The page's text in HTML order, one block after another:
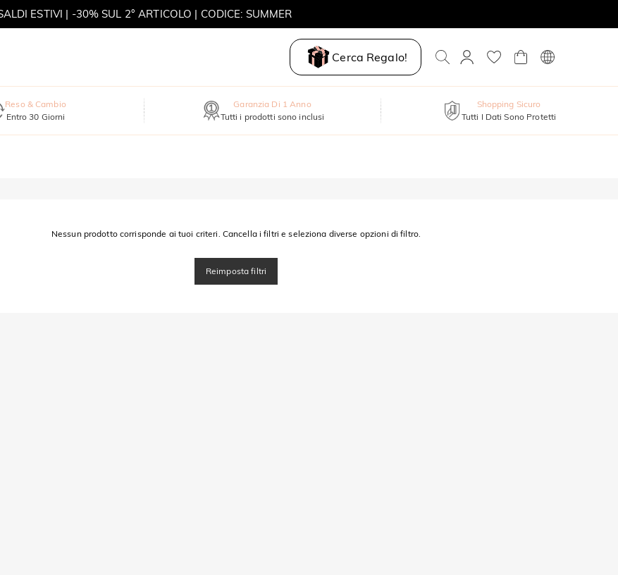
ESTIVI | -30% SUL 2° ARTICOLO | CODICE: SUMMER
Cerca Regalo!
Reso & Cambio
Entro 30 Giorni
Garanzia Di 1 Anno
Tutti i prodotti sono inclusi
Shopping Sicuro
Tutti I Dati Sono Protetti
Nessun prodotto corrisponde ai tuoi criteri. Cancella i filtri e seleziona diverse opzioni di filtro.
Reimposta filtri